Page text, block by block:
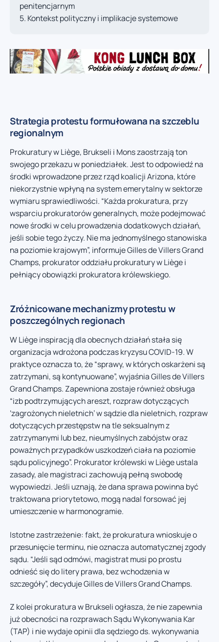
penitencjarnym
Kontekst polityczny i implikacje systemowe
Strategia protestu formułowana na szczeblu
regionalnym
Prokuratury w Liège, Brukseli i Mons zaostrzają ton
swojego przekazu w poniedziałek. Jest to odpowiedź na
środki wprowadzone przez rząd koalicji Arizona, które
niekorzystnie wpłyną na system emerytalny w sektorze
wymiaru sprawiedliwości. “Każda prokuratura, przy
wsparciu prokuratorów generalnych, może podejmować
nowe środki w celu prowadzenia dodatkowych działań,
jeśli sobie tego życzy. Nie ma jednomyślnego stanowiska
na poziomie krajowym”, informuje Gilles de Villers Grand
Champs, prokurator oddziału prokuratury w Liège i
pełniący obowiązki prokuratora królewskiego.
Zróżnicowane mechanizmy protestu w
poszczególnych regionach
W Liège inspiracją dla obecnych działań stała się
organizacja wdrożona podczas kryzysu COVID-19. W
praktyce oznacza to, że “sprawy, w których oskarżeni są
zatrzymani, są kontynuowane”, wyjaśnia Gilles de Villers
Grand Champs. Zapewniona zostaje również obsługa
“izb podtrzymujących areszt, rozpraw dotyczących
‘zagrożonych nieletnich’ w sądzie dla nieletnich, rozpraw
dotyczących przestępstw na tle seksualnym z
zatrzymanymi lub bez, nieumyślnych zabójstw oraz
poważnych przypadków uszkodzeń ciała na poziomie
sądu policyjnego”. Prokurator królewski w Liège ustala
zasady, ale magistraci zachowują pełną swobodę
wypowiedzi. Jeśli uznają, że dana sprawa powinna być
traktowana priorytetowo, mogą nadal forsować jej
umieszczenie w harmonogramie.
Istotne zastrzeżenie: fakt, że prokuratura wnioskuje o
przesunięcie terminu, nie oznacza automatycznej zgody
sądu. “Jeśli sąd odmówi, magistrat musi po prostu
odnieść się do litery prawa, bez wchodzenia w
szczegóły”, decyduje Gilles de Villers Grand Champs.
Z kolei prokuratura w Brukseli ogłasza, że nie zapewnia
już obecności na rozprawach Sądu Wykonywania Kar
(TAP) i nie wydaje opinii dla sędziego ds. wykonywania